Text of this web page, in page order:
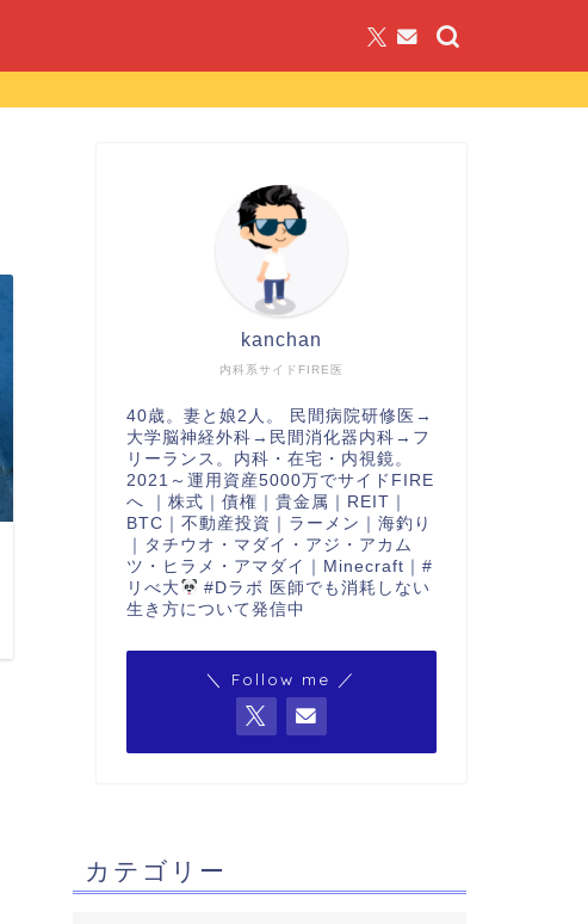
内科系サイドFIRE医
kanchan
40歳。妻と娘2人。 民間病院研修医→
大学脳神経外科→民間消化器内科→フ
リーランス。内科・在宅・内視鏡。
2021～運用資産5000万でサイドFIRE
へ ｜株式｜債権｜貴金属｜REIT｜
BTC｜不動産投資｜ラーメン｜海釣り
｜タチウオ・マダイ・アジ・アカム
ツ・ヒラメ・アマダイ｜Minecraft｜#
リべ大
#Dラボ 医師でも消耗しない
生き方について発信中
＼ Follow me ／
カテゴリー